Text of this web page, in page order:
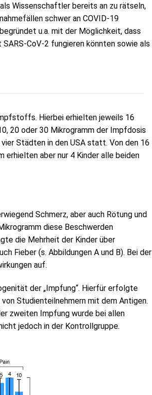
Wissenschaftler bereits an zu rätseln,
schwer an COVID-19
u.a. mit der Möglichkeit, dass
CoV-2 fungieren könnten sowie als
Hierbei erhielten jeweils 16
20 oder 30 Mikrogramm der Impfdosis
Städten in den USA statt. Von den 16
erhielten aber nur 4 Kinder alle beiden
Schmerz, aber auch Rötung und
diese Beschwerden
die Mehrheit der Kinder über
Fieber (s. Abbildungen A und B). Bei der
auf.
der „Impfung“. Hierfür erfolgte
Studienteilnehmern mit dem Antigen.
zweiten Impfung wurde bei allen
jedoch in der Kontrollgruppe.